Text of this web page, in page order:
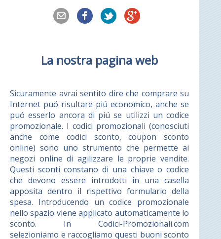
La nostra pagina web
Sicuramente avrai sentito dire che comprare su
Internet puó risultare piú economico, anche se
puó esserlo ancora di piú se utilizzi un codice
promozionale. I codici promozionali (conosciuti
anche come codici sconto, coupon sconto
online) sono uno strumento che permette ai
negozi online di agilizzare le proprie vendite.
Questi sconti constano di una chiave o codice
che devono essere introdotti in una casella
apposita dentro il rispettivo formulario della
spesa. Introducendo un codice promozionale
nello spazio viene applicato automaticamente lo
sconto. In Codici-Promozionali.com
selezioniamo e raccogliamo questi buoni sconto